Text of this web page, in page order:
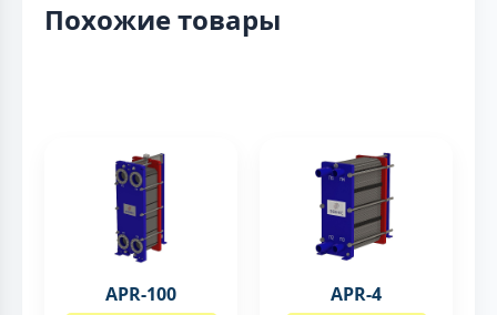
Похожие товары
APR-100 APR-4